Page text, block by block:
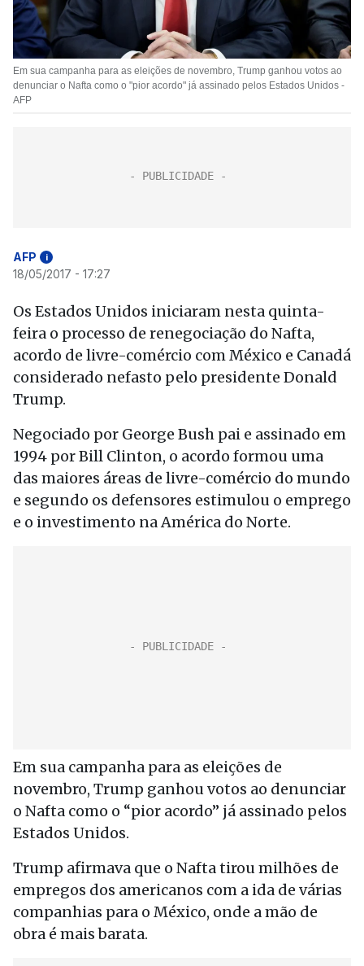
Em sua campanha para as eleições de novembro, Trump ganhou votos ao
denunciar o Nafta como o "pior acordo" já assinado pelos Estados Unidos -
AFP
AFP i
18/05/2017 - 17:27
Os Estados Unidos iniciaram nesta quinta-
feira o processo de renegociação do Nafta,
acordo de livre-comércio com México e Canadá
considerado nefasto pelo presidente Donald
Trump.
Negociado por George Bush pai e assinado em
1994 por Bill Clinton, o acordo formou uma
das maiores áreas de livre-comércio do mundo
e segundo os defensores estimulou o emprego
e o investimento na América do Norte.
Em sua campanha para as eleições de
novembro, Trump ganhou votos ao denunciar
o Nafta como o “pior acordo” já assinado pelos
Estados Unidos.
Trump afirmava que o Nafta tirou milhões de
empregos dos americanos com a ida de várias
companhias para o México, onde a mão de
obra é mais barata.